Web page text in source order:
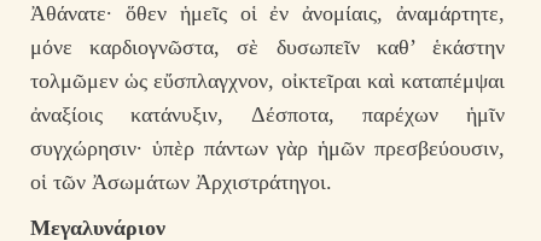
Ἀθάνατε· ὅθεν ἡμεῖς οἱ ἐν ἀνομίαις, ἀναμάρτητε,
μόνε καρδιογνῶστα, σὲ δυσωπεῖν καθ’ ἑκάστην
τολμῶμεν ὡς εὔσπλαγχνον, οἰκτεῖραι καὶ καταπέμψαι
ἀναξίοις κατάνυξιν, Δέσποτα, παρέχων ἡμῖν
συγχώρησιν· ὑπὲρ πάντων γὰρ ἡμῶν πρεσβεύουσιν,
οἱ τῶν Ἀσωμάτων Ἀρχιστράτηγοι.
Μεγαλυνάριον